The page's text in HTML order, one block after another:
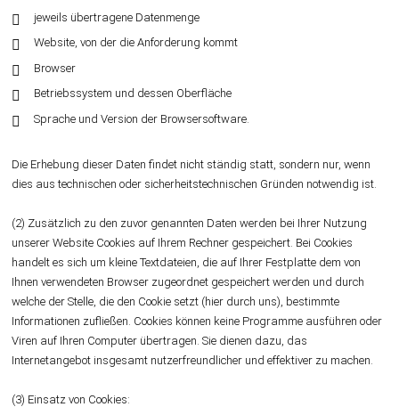
jeweils übertragene Datenmenge
Website, von der die Anforderung kommt
Browser
Betriebssystem und dessen Oberfläche
Sprache und Version der Browsersoftware.
Die Erhebung dieser Daten findet nicht ständig statt, sondern nur, wenn
dies aus technischen oder sicherheitstechnischen Gründen notwendig ist.
(2) Zusätzlich zu den zuvor genannten Daten werden bei Ihrer Nutzung
unserer Website Cookies auf Ihrem Rechner gespeichert. Bei Cookies
handelt es sich um kleine Textdateien, die auf Ihrer Festplatte dem von
Ihnen verwendeten Browser zugeordnet gespeichert werden und durch
welche der Stelle, die den Cookie setzt (hier durch uns), bestimmte
Informationen zufließen. Cookies können keine Programme ausführen oder
Viren auf Ihren Computer übertragen. Sie dienen dazu, das
Internetangebot insgesamt nutzerfreundlicher und effektiver zu machen.
(3) Einsatz von Cookies: